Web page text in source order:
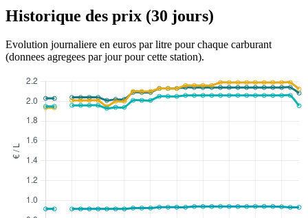
Historique des prix (30 jours)
Evolution journaliere en euros par litre pour chaque carburant
(donnees agregees par jour pour cette station).